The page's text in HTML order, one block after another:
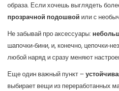
образа. Если хочешь выглядеть
прозрачной подошвой или с
Не забывай про аксессуары:
шапочки‑бини, и, конечно,
любой наряд и сразу меняют
Еще один важный пункт –
выбирает вещи из переработанных